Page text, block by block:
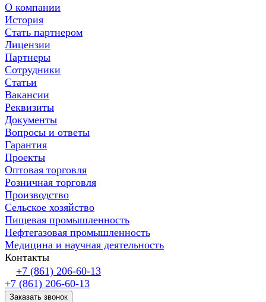
О компании
История
Стать партнером
Лицензии
Партнеры
Сотрудники
Статьи
Вакансии
Реквизиты
Документы
Вопросы и ответы
Гарантия
Проекты
Оптовая торговля
Розничная торговля
Производство
Сельское хозяйство
Пищевая промышленность
Нефтегазовая промышленность
Медицина и научная деятельность
Контакты
+7 (861) 206-60-13
+7 (861) 206-60-13
Заказать звонок